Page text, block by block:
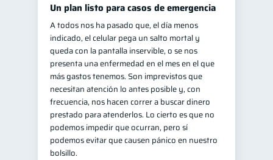
Fraudes 1 Mipymes 1
Información financiera
inversiones 1 ahorro 1
Retiro Doble sueldo
Gasto responsable 1
información financiera
Un plan listo para casos de emergencia
A todos nos ha pasado que, el día menos
indicado, el celular pega un salto mortal y
queda con la pantalla inservible, o se nos
presenta una enfermedad en el mes en el que
más gastos tenemos. Son imprevistos que
necesitan atención lo antes posible y, con
frecuencia, nos hacen correr a buscar dinero
prestado para atenderlos. Lo cierto es que no
podemos impedir que ocurran, pero sí
podemos evitar que causen pánico en nuestro
bolsillo.